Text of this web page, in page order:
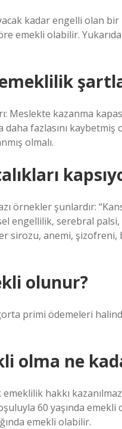
kadar engelli olan
emekli olabilir.
kazanma
fazlasını
olmalı.
örnekler şunlardır:
engellilik, serebral palsi,
sirozu, anemi,
olunur?
primi ödemeleri
olma ne
hakkı
60 yaşında emekli
emekli olabilir.